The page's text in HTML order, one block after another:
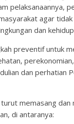
pelaksanaannya,
agar
dan
preventif untuk
dan perhatian
memasang dan
di antaranya: